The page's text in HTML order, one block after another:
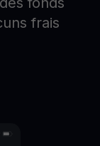
frais